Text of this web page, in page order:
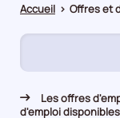
Accueil > Offres et
Les offres
d'emploi